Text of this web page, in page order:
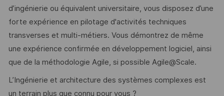
d’ingénierie ou équivalent universitaire, vous disposez d’une
forte expérience en pilotage d'activités techniques
transverses et multi-métiers. Vous démontrez de même
une expérience confirmée en développement logiciel, ainsi
que de la méthodologie Agile, si possible Agile@Scale.
L’Ingénierie et architecture des systèmes complexes est
un terrain plus que connu pour vous ?